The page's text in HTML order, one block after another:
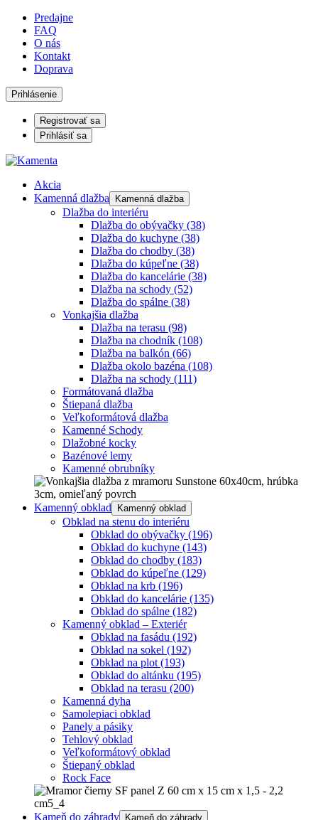
Predajne
FAQ
O nás
Kontakt
Doprava
Prihlásenie
Registrovať sa
Prihlásiť sa
Akcia
Kamenná dlažba
Kamenná dlažba
Dlažba do interiéru
Dlažba do obývačky (38)
Dlažba do kuchyne (38)
Dlažba do chodby (38)
Dlažba do kúpeľne (38)
Dlažba do kancelárie (38)
Dlažba na schody (52)
Dlažba do spálne (38)
Vonkajšia dlažba
Dlažba na terasu (98)
Dlažba na chodník (108)
Dlažba na balkón (66)
Dlažba okolo bazéna (108)
Dlažba na schody (111)
Formátovaná dlažba
Štiepaná dlažba
Veľkoformátová dlažba
Kamenné Schody
Dlažobné kocky
Bazénové lemy
Kamenné obrubníky
Kamenný obklad Kamenný obklad
Obklad na stenu do interiéru
Obklad do obývačky (196)
Obklad do kuchyne (143)
Obklad do chodby (183)
Obklad do kúpeľne (129)
Obklad na krb (196)
Obklad do kancelárie (135)
Obklad do spálne (182)
Kamenný obklad – Exteriér
Obklad na fasádu (192)
Obklad na sokel (192)
Obklad na plot (193)
Obklad do altánku (195)
Obklad na terasu (200)
Kamenná dyha
Samolepiaci obklad
Panely a pásiky
Tehlový obklad
Veľkoformátový obklad
Štiepaný obklad
Rock Face
Kameň do záhrady Kameň do záhrady